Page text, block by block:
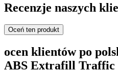
Recenzje naszych
Oceń ten produkt
ocen klientów po
ABS Extrafill Traffic